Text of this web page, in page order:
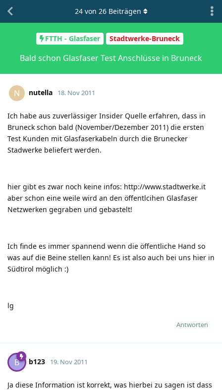
FTTH - Glasfaser Stadtwerke-Bruneck
Bald schon Glasfaser Test Anschlüsse in Bruneck
24von 26Beiträgen
N nutella 18. Nov 2011
Ich habe aus zuverlässiger Insider Quelle erfahren, dass in
Bruneck schon bald (November/Dezember 2011) die ersten
Test Kunden mit Glasfaserkabeln durch die Brunecker
Stadwerke beliefert werden.
hier gibt es zwar noch keine infos: http://www.stadtwerke.it
aber schon eine weile wird an den öffentlcihen Glasfaser
Netzwerken gegraben und gebastelt!
Ich finde es immer spannend wenn die öffentliche Hand so
was auf die Beine stellen kann! Es ist also auch bei uns hier in
Südtirol möglich :)
lg
Antworten
B b123 19. Nov 2011
Ja diese Information ist korrekt, was hierbei zu sagen ist dass